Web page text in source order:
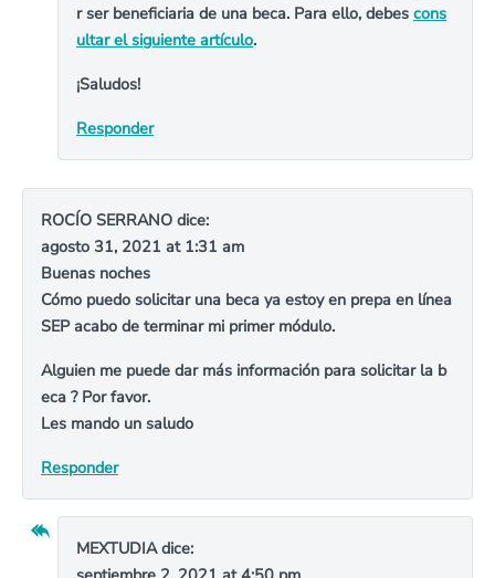
r ser beneficiaria de una beca. Para ello, debes cons
ultar el siguiente artículo.
¡Saludos!
Responder
ROCÍO SERRANO dice:
agosto 31, 2021 at 1:31 am
Buenas noches
Cómo puedo solicitar una beca ya estoy en prepa en línea
SEP acabo de terminar mi primer módulo.
Alguien me puede dar más información para solicitar la b
eca ? Por favor.
Les mando un saludo
Responder
MEXTUDIAdice: